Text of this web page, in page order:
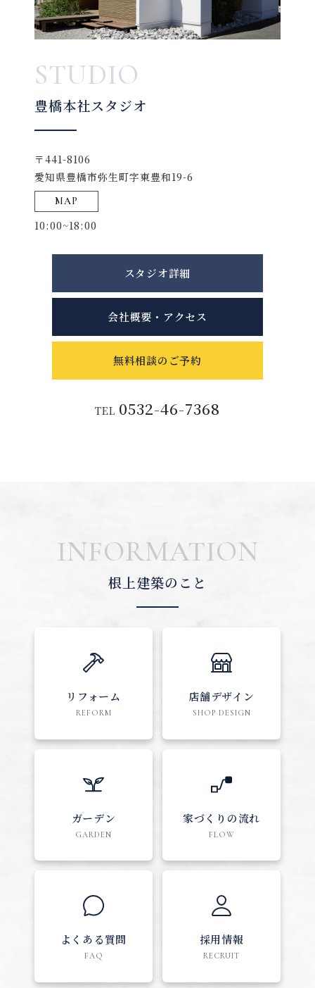
STUDIO
豊橋本社スタジオ
〒441-8106
愛知県豊橋市弥生町字東豊和19-6
MAP
10:00~18:00
スタジオ詳細
会社概要・アクセス
無料相談のご予約
TEL 0532-46-7368
INFORMATION
根上建築のこと
リフォーム
REFORM
店舗デザイン
SHOP DESIGN
ガーデン
GARDEN
家づくりの流れ
FLOW
よくある質問
FAQ
採用情報
RECRUIT